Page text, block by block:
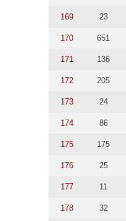
169 23
170 651
171 136
172 205
173 24
174 86
175 175
176 25
177 11
178 32